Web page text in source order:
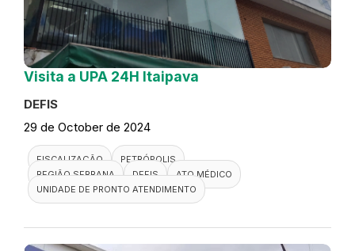
Visita a UPA 24H Itaipava
DEFIS
29 de October de 2024
FISCALIZAÇÃO
PETRÓPOLIS
REGIÃO SERRANA
DEFIS
ATO MÉDICO
UNIDADE DE PRONTO ATENDIMENTO